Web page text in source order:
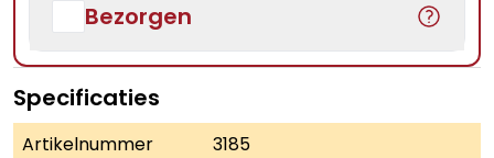
Bezorgen
Specificaties
Artikelnummer
3185